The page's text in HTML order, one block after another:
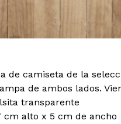
de camiseta de la
de ambos lados.
transparente
cm alto x 5 cm de ancho